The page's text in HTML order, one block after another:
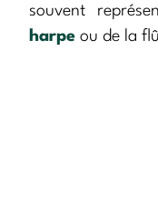
souvent
harpe ou de la